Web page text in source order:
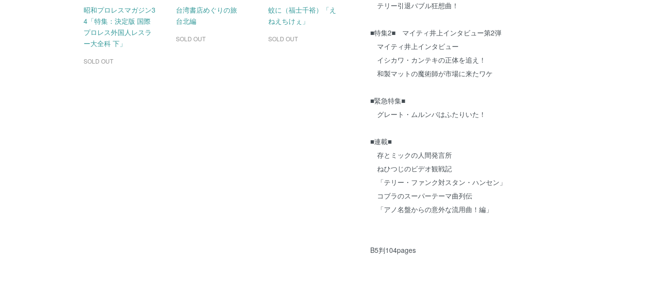
テリー引退バブル狂想曲！
■特集2■ マイティ井上インタビュー第2弾
マイティ井上インタビュー
イシカワ・カンテキの正体を追え！
和製マットの魔術師が市場に来たワケ
■緊急特集■
グレート・ムルンバはふたりいた！
■連載■
存とミックの人間発言所
ねひつじのビデオ観戦記
「テリー・ファンク対スタン・ハンセン」
コブラのスーパーテーマ曲列伝
「アノ名盤からの意外な流用曲！編」
B5判104pages
昭和プロレスマガジン3
4「特集：決定版 国際
プロレス外国人レスラ
ー大全科 下」
SOLD OUT
台湾書店めぐりの旅
台北編
SOLD OUT
蚊に（福士千裕）「え
ねえちけぇ」
SOLD OUT